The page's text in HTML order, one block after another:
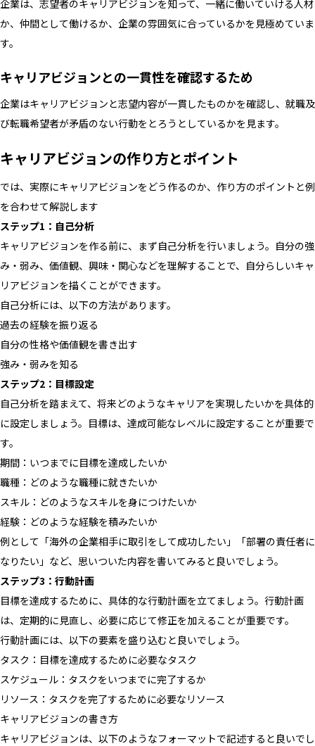
企業は、志望者のキャリアビジョンを知って、一緒に働いていける人材
か、仲間として働けるか、企業の雰囲気に合っているかを見極めていま
す。
キャリアビジョンとの一貫性を確認するため
企業はキャリアビジョンと志望内容が一貫したものかを確認し、就職及
び転職希望者が矛盾のない行動をとろうとしているかを見ます。
キャリアビジョンの作り方とポイント
では、実際にキャリアビジョンをどう作るのか、作り方のポイントと例
を合わせて解説します
ステップ1：自己分析
キャリアビジョンを作る前に、まず自己分析を行いましょう。自分の強
み・弱み、価値観、興味・関心などを理解することで、自分らしいキャ
リアビジョンを描くことができます。
自己分析には、以下の方法があります。
過去の経験を振り返る
自分の性格や価値観を書き出す
強み・弱みを知る
ステップ2：目標設定
自己分析を踏まえて、将来どのようなキャリアを実現したいかを具体的
に設定しましょう。目標は、達成可能なレベルに設定することが重要で
す。
期間：いつまでに目標を達成したいか
職種：どのような職種に就きたいか
スキル：どのようなスキルを身につけたいか
経験：どのような経験を積みたいか
例として「海外の企業相手に取引をして成功したい」「部署の責任者に
なりたい」など、思いついた内容を書いてみると良いでしょう。
ステップ3：行動計画
目標を達成するために、具体的な行動計画を立てましょう。行動計画
は、定期的に見直し、必要に応じて修正を加えることが重要です。
行動計画には、以下の要素を盛り込むと良いでしょう。
タスク：目標を達成するために必要なタスク
スケジュール：タスクをいつまでに完了するか
リソース：タスクを完了するために必要なリソース
キャリアビジョンの書き方
キャリアビジョンは、以下のようなフォーマットで記述すると良いでし